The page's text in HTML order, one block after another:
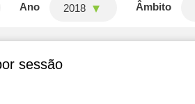
Ano 2018 Âmbito
sessão